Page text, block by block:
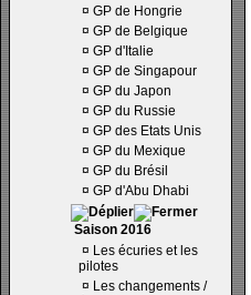
¤ GP de Hongrie
¤ GP de Belgique
¤ GP d'Italie
¤ GP de Singapour
¤ GP du Japon
¤ GP du Russie
¤ GP des Etats Unis
¤ GP du Mexique
¤ GP du Brésil
¤ GP d'Abu Dhabi
Saison 2016
¤ Les écuries et les
pilotes
¤ Les changements /